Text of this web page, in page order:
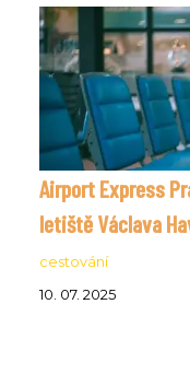
Airport Express
letiště Václava
cestování
10. 07. 2025